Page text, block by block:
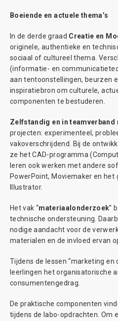
Boeiende en actuele thema’s
In de derde graad Creatie en
originele, authentieke en
sociaal of cultureel thema.
(informatie- en
aan tentoonstellingen, beurzen
inspiratiebron om culturele,
componenten te bestuderen.
Zelfstandig en in teamverband
projecten: experimenteel,
vakoverschrijdend. Bij de
ze het CAD-programma
leren ook werken met andere
PowerPoint, Moviemaker en
Illustrator.
Het vak “materiaalonderzoek”
technische ondersteuning.
nodige aandacht voor de
materialen en de invloed ervan
Tijdens de lessen “marketing en
leerlingen het organisatorische
consumentengedrag.
De praktische componenten
tijdens de labo-opdrachten. Om